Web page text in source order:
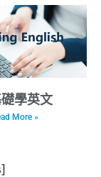
學英文
More »